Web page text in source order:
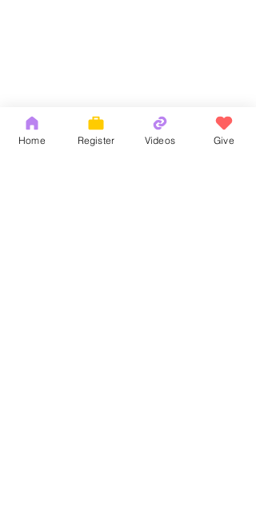
Home Register Videos Give